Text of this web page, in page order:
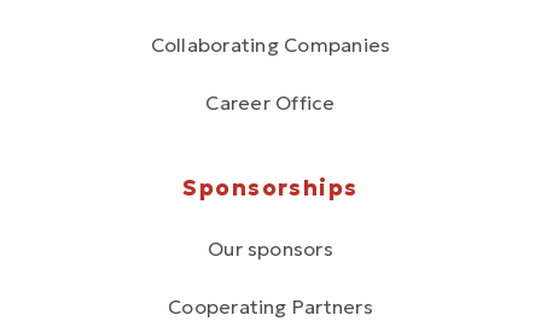
Collaborating Companies
Career Office
Sponsorships
Our sponsors
Cooperating Partners